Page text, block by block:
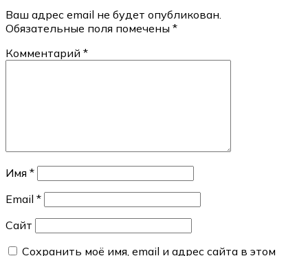
Ваш адрес email не будет опубликован.
Обязательные поля помечены *
Комментарий *
Имя *
Email *
Сайт
Сохранить моё имя, email и адрес сайта в этом